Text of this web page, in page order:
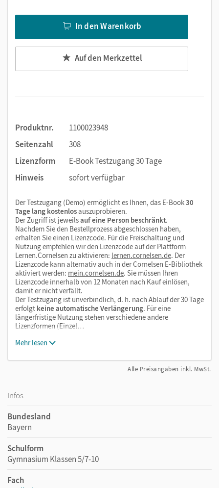
Links zu denFollow the link-Materialien (PDF, Bilder,
Word-Vorlagen)In den Warenkorb
Auf den Merkzettel
Produktnr.
1100023948
Seitenzahl
308
Lizenzform
E-Book Testzugang 30 Tage
Hinweis
sofort verfügbar
Der Testzugang (Demo) ermöglicht es Ihnen, das E-Book30
Tage lang kostenlosauszuprobieren.
Der Zugriff ist jeweilsauf eine Person beschränkt.
Nachdem Sie den Bestellprozess abgeschlossen haben,
erhalten Sie einen Lizenzcode. Für die Freischaltung und
Nutzung empfehlen wir den Lizenzcode auf der Plattform
Lernen.Cornelsen zu aktivieren: lernen.cornelsen.de. Der
Lizenzcode kann alternativ auch in der Cornelsen E-Bibliothek
aktiviert werden: mein.cornelsen.de. Sie müssen Ihren
Lizenzcode innerhalb von 12 Monaten nach Kauf einlösen,
damit er nicht verfällt.
Der Testzugang ist unverbindlich, d. h. nach Ablauf der 30 Tage
erfolgt keine automatische Verlängerung. Für eine
längerfristige Nutzung stehen verschiedene andere
Lizenzformen (Einzel…
Mehr lesen
Alle Preisangaben inkl. MwSt.
Infos
Bundesland
Bayern
Schulform
Gymnasium Klassen 5/7-10
Fach